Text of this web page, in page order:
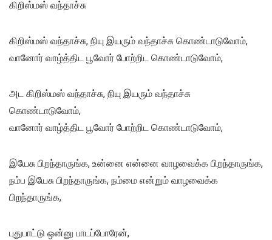
கிறிஸ்மஸ் வந்தாச்சு
கிறிஸ்மஸ் வந்தாச்சு, நியு இயரும் வந்தாச்சு கொண்டாடுவோம்,
வானோர் வாழ்த்திட பூவோர் போற்றிட கொண்டாடுவோம்,
அட கிறிஸ்மஸ் வந்தாச்சு, நியு இயரும் வந்தாச்சு
கொண்டாடுவோம்,
வானோர் வாழ்த்திட பூவோர் போற்றிட கொண்டாடுவோம்,
இயேசு பிறந்தாருங்க, உன்னை என்னை வாழவைக்க பிறந்தாருங்க,
நம்ப இயேசு பிறந்தாருங்க, நம்மை என்றும் வாழவைக்க
பிறந்தாருங்க,
புதுபாட்டு ஒன்னு பாடப்போரேன்,